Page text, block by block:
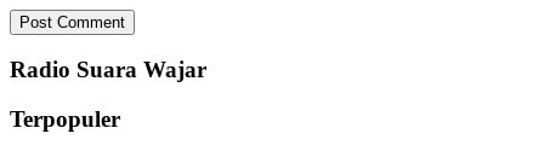
Radio Suara Wajar
Terpopuler